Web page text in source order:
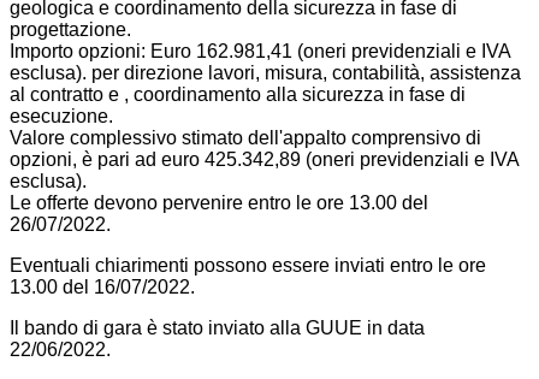
geologica e coordinamento della sicurezza in fase di
progettazione.
Importo opzioni: Euro 162.981,41 (oneri previdenziali e IVA
esclusa). per direzione lavori, misura, contabilità, assistenza
al contratto e , coordinamento alla sicurezza in fase di
esecuzione.
Valore complessivo stimato dell'appalto comprensivo di
opzioni, è pari ad euro 425.342,89 (oneri previdenziali e IVA
esclusa).
Le offerte devono pervenire entro le ore 13.00 del
26/07/2022.
Eventuali chiarimenti possono essere inviati entro le ore
13.00 del 16/07/2022.
Il bando di gara è stato inviato alla GUUE in data
22/06/2022.